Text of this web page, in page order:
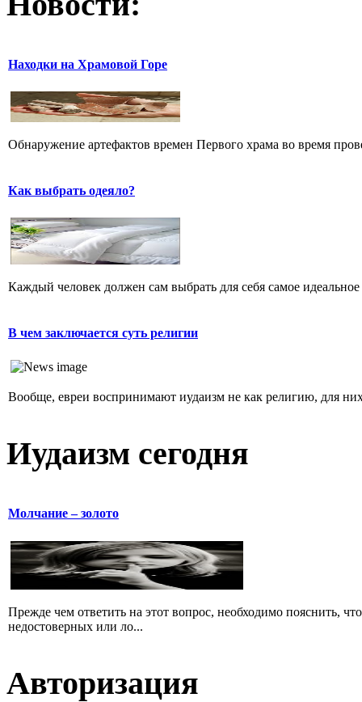
Находки на Храмовой Горе
Обнаружение артефактов времен Первого храма во время
Как выбрать одеяло?
Каждый человек должен сам выбрать для себя самое
В чем заключается суть религии
Вообще, евреи воспринимают иудаизм не как религию, для
Иудаизм сегодня
Молчание – золото
Прежде чем ответить на этот вопрос, необходимо пояснить,
недостоверных или ло...
Авторизация